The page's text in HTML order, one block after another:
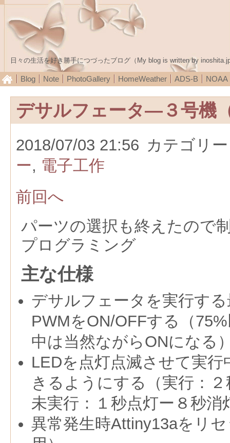
日々の生活を好き勝手につづったブログ（My blog is written by
Blog Note PhotoGallery HomeWeather ADS-B NOAA
デサルフェータ―３号機
2018/07/03 21:56 カテゴリ
ー, 電子工作
前回へ
パーツの選択も終えたので
プログラミング
主な仕様
デサルフェータを実行す
PWMをON/OFFする（
中は当然ながらONになる
LEDを点灯点滅させて実
きるようにする（実行：
未実行：１秒点灯ー８秒消
異常発生時Attiny13aをリ